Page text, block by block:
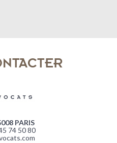
PARIS
74 50 80